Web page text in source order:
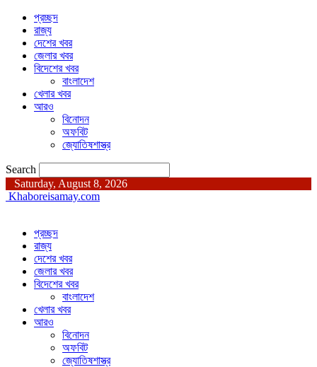
প্রচ্ছদ
রাজ্য
দেশের খবর
জেলার খবর
বিদেশের খবর
বাংলাদেশ
খেলার খবর
আরও
বিনোদন
অফবিট
জ্যোতিষশাস্ত্র
Search
Saturday, August 8, 2026
Khaboreisamay.com
প্রচ্ছদ
রাজ্য
দেশের খবর
জেলার খবর
বিদেশের খবর
বাংলাদেশ
খেলার খবর
আরও
বিনোদন
অফবিট
জ্যোতিষশাস্ত্র